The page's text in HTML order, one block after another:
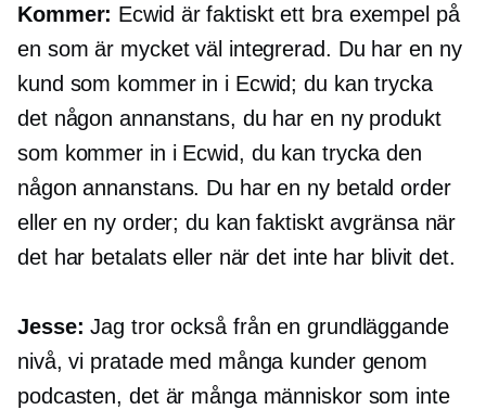
Kommer: Ecwid är faktiskt ett bra exempel på
en som är mycket väl integrerad. Du har en ny
kund som kommer in i Ecwid; du kan trycka
det någon annanstans, du har en ny produkt
som kommer in i Ecwid, du kan trycka den
någon annanstans. Du har en ny betald order
eller en ny order; du kan faktiskt avgränsa när
det har betalats eller när det inte har blivit det.
Jesse: Jag tror också från en grundläggande
nivå, vi pratade med många kunder genom
podcasten, det är många människor som inte